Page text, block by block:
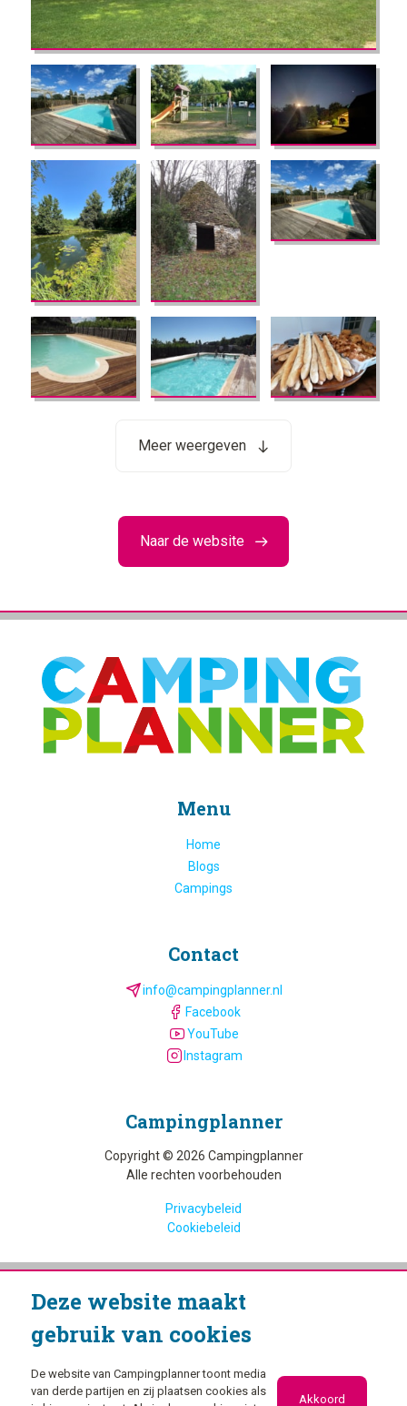
Meer weergeven
Naar de website
Menu
Home
Blogs
Campings
Contact
info@campingplanner.nl
Facebook
YouTube
Instagram
Camping­planner
Copyright © 2026 Campingplanner
Alle rechten voorbehouden
Privacybeleid
Cookiebeleid
Deze website maakt
gebruik van cookies
De website van Campingplanner toont media
van derde partijen en zij plaatsen cookies als
Akkoord